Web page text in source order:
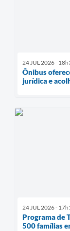
24 JUL 2026 -
Ônibus
jurídica e
24 JUL 2026 -
Programa de
500 famílias